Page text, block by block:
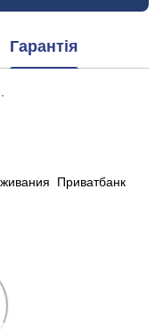
Гарантія
Приватбанк